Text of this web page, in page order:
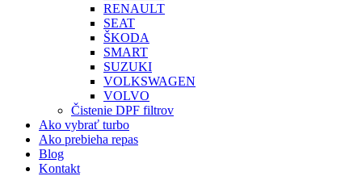
RENAULT
SEAT
ŠKODA
SMART
SUZUKI
VOLKSWAGEN
VOLVO
Čistenie DPF filtrov
Ako vybrať turbo
Ako prebieha repas
Blog
Kontakt